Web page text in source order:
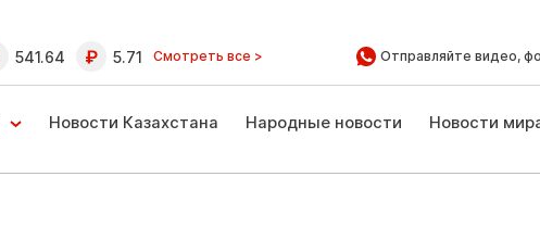
541.64 5.71 Смотреть все > Отправляйте видео,
Новости Казахстана Народные новости Новости